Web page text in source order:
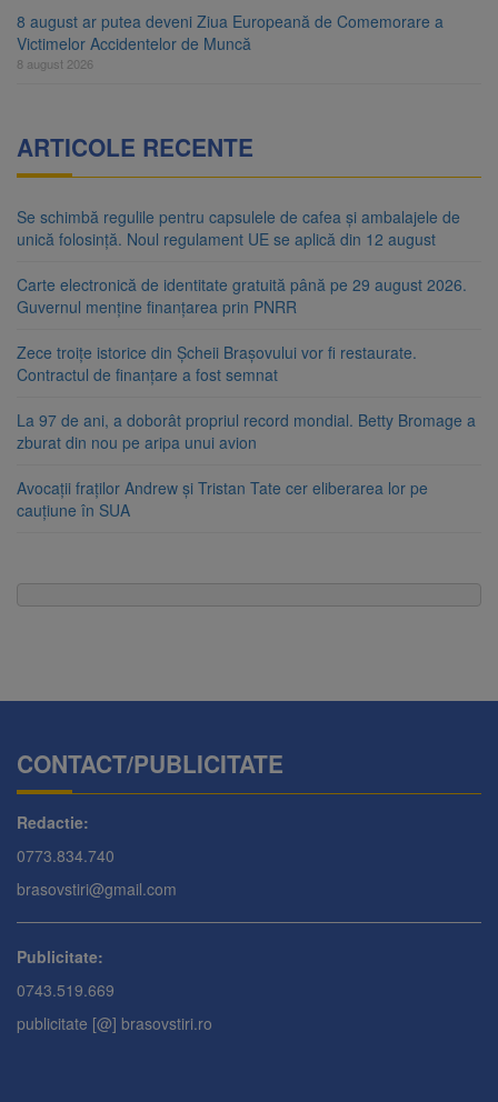
8 august ar putea deveni Ziua Europeană de Comemorare a
Victimelor Accidentelor de Muncă
8 august 2026
ARTICOLE RECENTE
Se schimbă regulile pentru capsulele de cafea și ambalajele de
unică folosință. Noul regulament UE se aplică din 12 august
Carte electronică de identitate gratuită până pe 29 august 2026.
Guvernul menține finanțarea prin PNRR
Zece troițe istorice din Șcheii Brașovului vor fi restaurate.
Contractul de finanțare a fost semnat
La 97 de ani, a doborât propriul record mondial. Betty Bromage a
zburat din nou pe aripa unui avion
Avocații fraților Andrew și Tristan Tate cer eliberarea lor pe
cauțiune în SUA
CONTACT/PUBLICITATE
Redactie:
0773.834.740
brasovstiri@gmail.com
Publicitate:
0743.519.669
publicitate [@] brasovstiri.ro